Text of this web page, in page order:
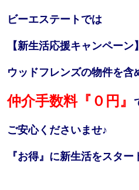
ビーエステートでは
【新生活応援キャンペーン
ウッドフレンズの物件を含
仲介手数料『０円』
ご安心くださいませ♪
『お得』に新生活をスター